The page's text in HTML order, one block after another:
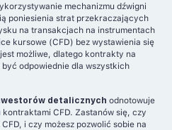
mechanizmu dźwigni
poniesienia strat przekraczających
na transakcjach na instrumentach
kursowe (CFD) bez wystawienia się
możliwe, dlatego kontrakty na
odpowiednie dla wszystkich
detalicznych odnotowuje
CFD. Zastanów się, czy
i czy możesz pozwolić sobie na